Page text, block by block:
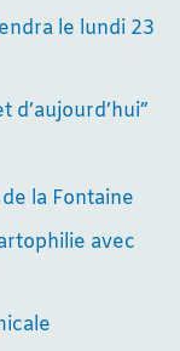
le lundi 23
d’aujourd’hui”
la Fontaine
avec